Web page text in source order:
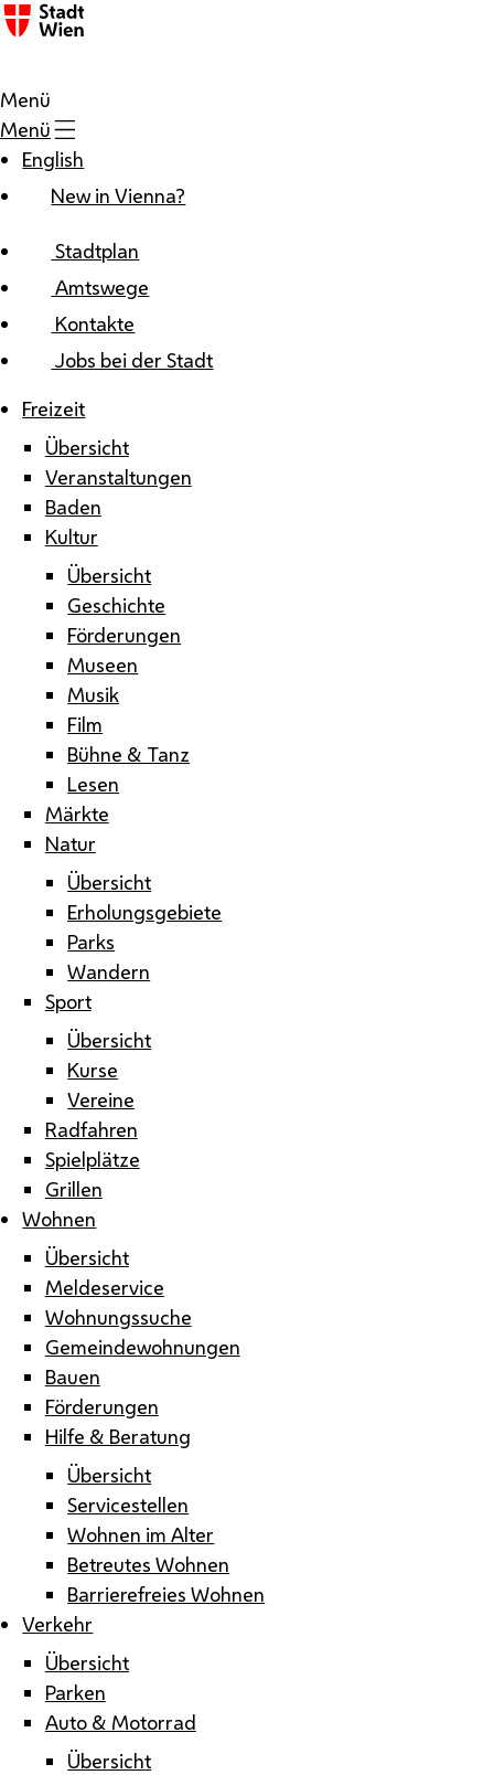
Zum Inhalt
Menü
Menü
English
New in Vienna?
Stadtplan
Amtswege
Kontakte
Jobs bei der Stadt
Freizeit
Übersicht
Veranstaltungen
Baden
Kultur
Übersicht
Geschichte
Förderungen
Museen
Musik
Film
Bühne & Tanz
Lesen
Märkte
Natur
Übersicht
Erholungsgebiete
Parks
Wandern
Sport
Übersicht
Kurse
Vereine
Radfahren
Spielplätze
Grillen
Wohnen
Übersicht
Meldeservice
Wohnungssuche
Gemeindewohnungen
Bauen
Förderungen
Hilfe & Beratung
Übersicht
Servicestellen
Wohnen im Alter
Betreutes Wohnen
Barrierefreies Wohnen
Verkehr
Übersicht
Parken
Auto & Motorrad
Übersicht